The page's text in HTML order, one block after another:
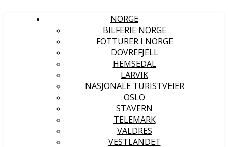
NORGE
BILFERIE NORGE
FOTTURER I NORGE
DOVREFJELL
HEMSEDAL
LARVIK
NASJONALE TURISTVEIER
OSLO
STAVERN
TELEMARK
VALDRES
VESTLANDET